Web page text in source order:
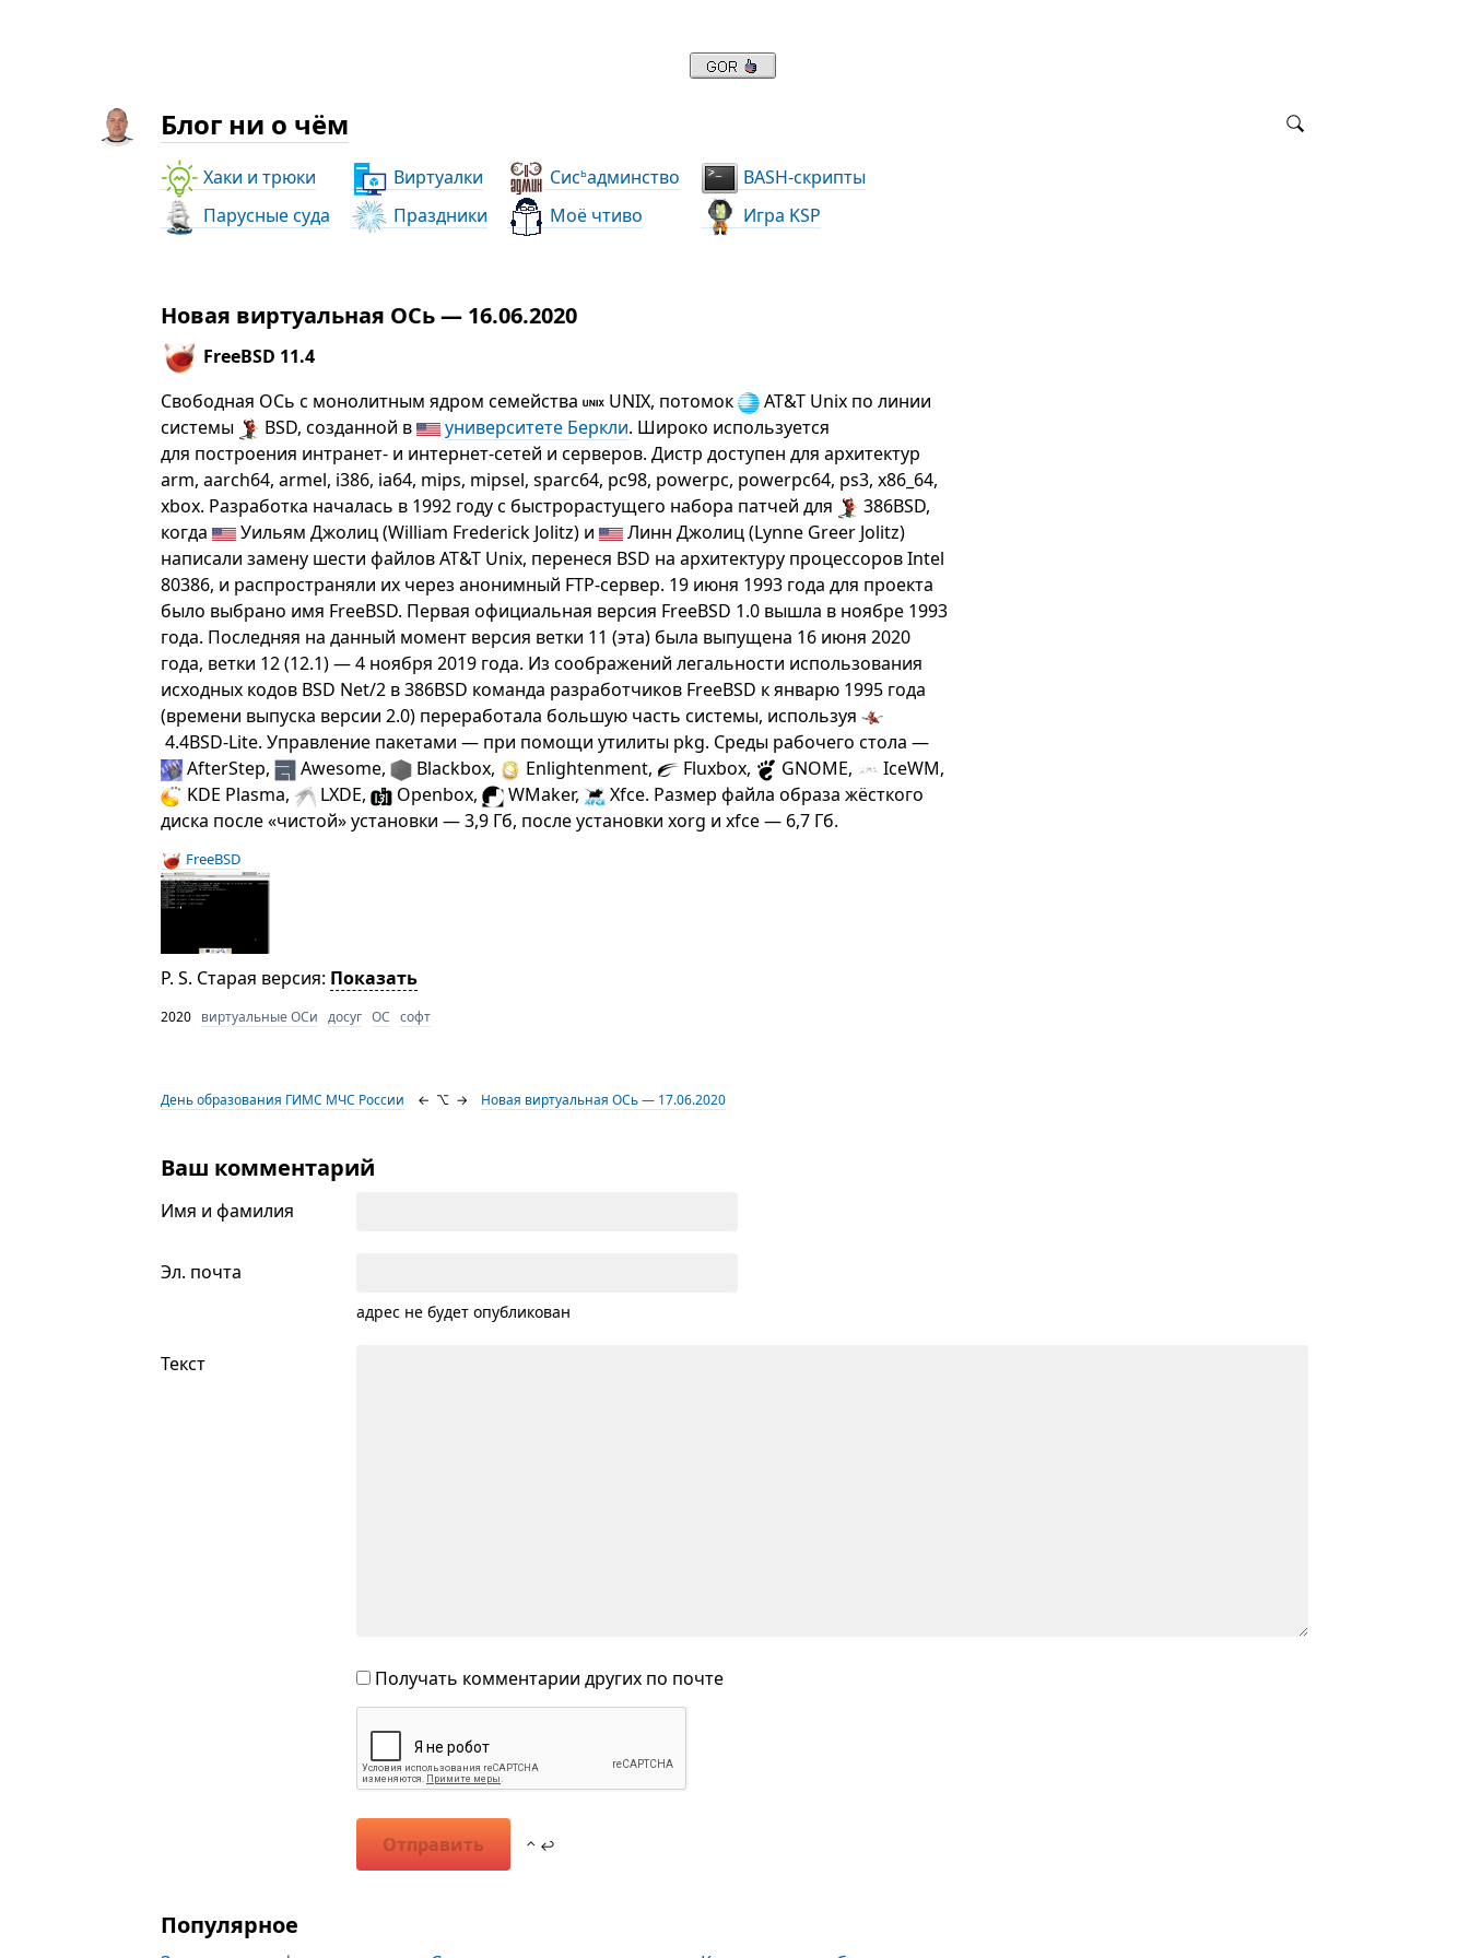
Блог ни о чём
Хаки и трюки Виртуалки Сисьадминство
BASH-скрипты
Парусные суда
Праздники Моё чтиво Игра KSP
Новая виртуальная ОСь — 16.06.2020
FreeBSD 11.4
Свободная ОСь с монолитным ядром семейства
UNIX, потомок
AT&T Unix по линии
системы
BSD, созданной в университете Беркли. Широко используется
для построения интранет- и интернет-сетей и серверов. Дистр доступен для архитектур
arm, aarch64, armel, i386, ia64, mips, mipsel, sparc64, pc98, powerpc, powerpc64, ps3, x86_64,
xbox. Разработка началась в 1992 году с быстрорастущего набора патчей для
386BSD,
когда
Уильям Джолиц (William Frederick Jolitz) и
Линн Джолиц (Lynne Greer Jolitz)
написали замену шести файлов AT&T Unix, перенеся BSD на архитектуру процессоров Intel
80386, и распространяли их через анонимный FTP-сервер. 19 июня 1993 года для проекта
было выбрано имя FreeBSD. Первая официальная версия FreeBSD 1.0 вышла в ноябре 1993
года. Последняя на данный момент версия ветки 11 (эта) была выпущена 16 июня 2020
года, ветки 12 (12.1) — 4 ноября 2019 года. Из соображений легальности использования
исходных кодов BSD Net/2 в 386BSD команда разработчиков FreeBSD к январю 1995 года
(времени выпуска версии 2.0) переработала большую часть системы, используя
4.4BSD-Lite. Управление пакетами — при помощи утилиты pkg. Среды рабочего стола —
AfterStep,
Awesome, Blackbox, Enlightenment, Fluxbox, GNOME,
IceWM,
KDE Plasma,
LXDE, Openbox, WMaker,
Xfce. Размер файла образа жёсткого
диска после «чистой» установки — 3,9 Гб, после установки xorg и xfce — 6,7 Гб.
FreeBSD
P. S. Старая версия: Показать
2020 виртуальные ОСи досуг ОС софт
День образования ГИМС МЧС России ← ⌥ → Новая виртуальная ОСь — 17.06.2020
Ваш комментарий
Имя и фамилия
Эл. почта
адрес не будет опубликован
Текст
Получать комментарии других по почте
Отправить ⌃ ↩
Популярное